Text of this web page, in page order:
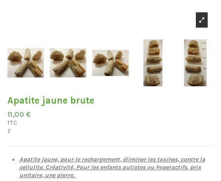
Apatite jaune brute
11,00 €
TTC
2
Apatite jaune, pour le rechargement, éliminer les toxines, contre la
cellulite. Créativité, Pour les enfants autistes ou hyperactifs. prix
unitaire, une pierre.